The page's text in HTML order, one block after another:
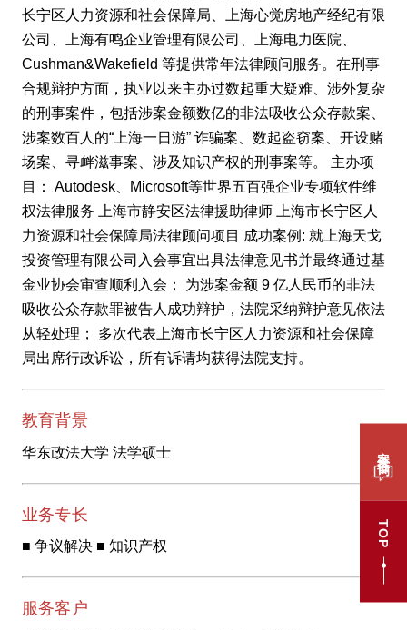
TOP
长宁区人力资源和社会保障局、上海心觉房地产经纪有限
公司、上海有鸣企业管理有限公司、上海电力医院、
Cushman&Wakefield 等提供常年法律顾问服务。在刑事
合规辩护方面，执业以来主办过数起重大疑难、涉外复杂
的刑事案件，包括涉案金额数亿的非法吸收公众存款案、
涉案数百人的“上海一日游” 诈骗案、数起盗窃案、开设赌
场案、寻衅滋事案、涉及知识产权的刑事案等。 主办项
目： Autodesk、Microsoft等世界五百强企业专项软件维
权法律服务 上海市静安区法律援助律师 上海市长宁区人
力资源和社会保障局法律顾问项目 成功案例: 就上海天戈
投资管理有限公司入会事宜出具法律意见书并最终通过基
金业协会审查顺利入会； 为涉案金额 9 亿人民币的非法
吸收公众存款罪被告人成功辩护，法院采纳辩护意见依法
从轻处理； 多次代表上海市长宁区人力资源和社会保障
局出席行政诉讼，所有诉请均获得法院支持。
教育背景
华东政法大学 法学硕士
业务专长
■ 争议解决 ■ 知识产权
服务客户